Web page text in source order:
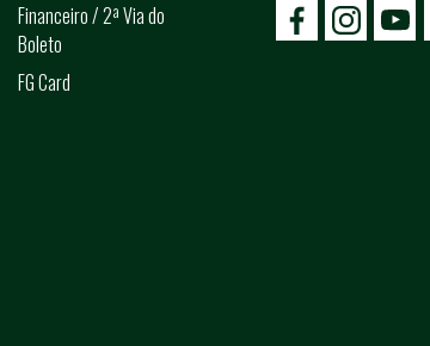
icon-facebook
icon-
Financeiro / 2ª Via do
Boleto
FG Card